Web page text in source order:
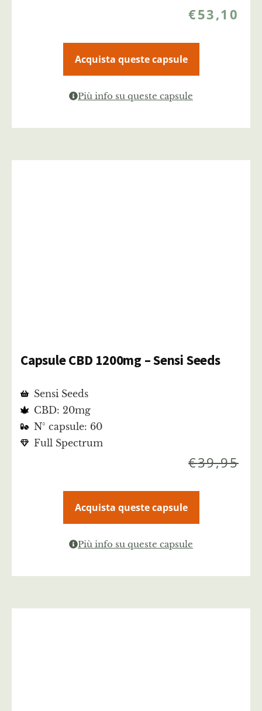
€53,10
Acquista queste capsule
Più info su queste capsule
Capsule CBD 1200mg – Sensi Seeds
Sensi Seeds
CBD: 20mg
N° capsule: 60
Full Spectrum
€39,95
Acquista queste capsule
Più info su queste capsule